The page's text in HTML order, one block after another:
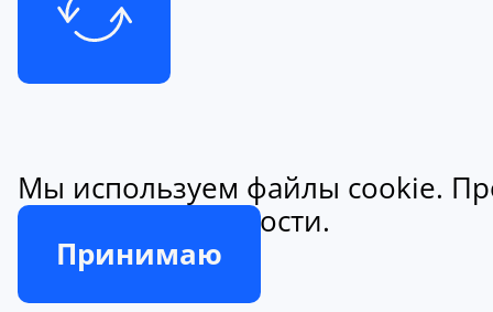
Мы используем файлы cookie.
конфиденциальности.
Принимаю